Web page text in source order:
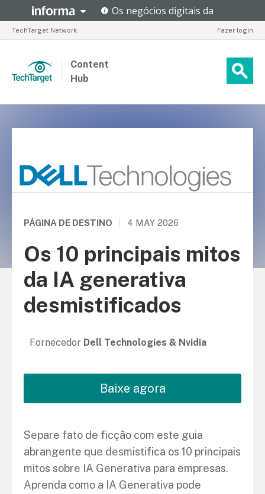
TechTarget Network Fazer login
Content
Hub
PÁGINA DE DESTINO 4 MAY 2026
Os 10 principais mitos
da IA generativa
desmistificados
Fornecedor Dell Technologies & Nvidia
Baixe agora
Separe fato de ficção com este guia
abrangente que desmistifica os 10 principais
mitos sobre IA Generativa para empresas.
Aprenda como a IA Generativa pode